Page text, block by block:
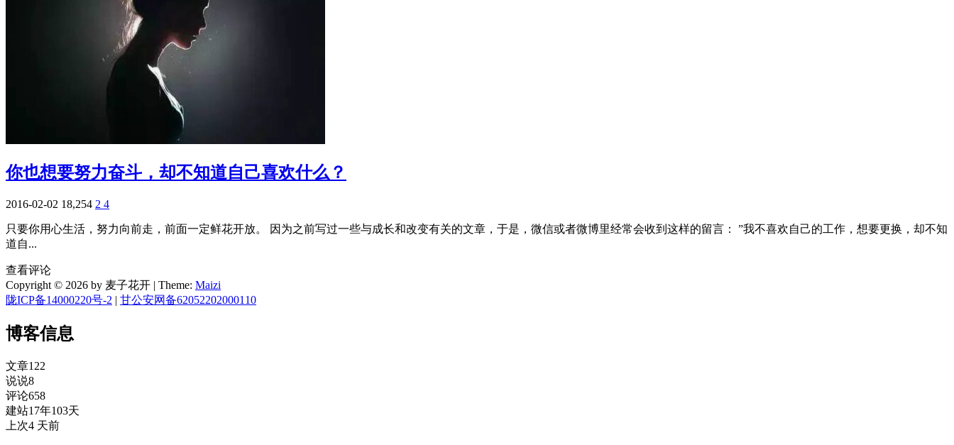
你也想要努力奋斗，却不知道自己喜欢什么？
2016-02-02 18,254 2 4
只要你用心生活，努力向前走，前面一定鲜花开放。 因为之前写过一些与成长和改变有关的文章，于是，微信或者微博里经常会收到这样的留言： ”我不喜欢自己的工作，想要更换，却不知
道自...
查看评论
Copyright © 2026 by 麦子花开 | Theme: Maizi
陇ICP备14000220号-2 | 甘公安网备62052202000110
博客信息
文章122
说说8
评论658
建站17年103天
上次4 天前